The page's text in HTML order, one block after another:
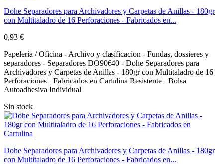
Dohe Separadores para Archivadores y Carpetas de Anillas - 180gr
con Multitaladro de 16 Perforaciones - Fabricados en...
0,93 €
Papelería / Oficina - Archivo y clasificacion - Fundas, dossieres y
separadores - Separadores DO90640 - Dohe Separadores para
Archivadores y Carpetas de Anillas - 180gr con Multitaladro de 16
Perforaciones - Fabricados en Cartulina Resistente - Bolsa
Autoadhesiva Individual
Sin stock
Dohe Separadores para Archivadores y Carpetas de Anillas - 180gr
con Multitaladro de 16 Perforaciones - Fabricados en...